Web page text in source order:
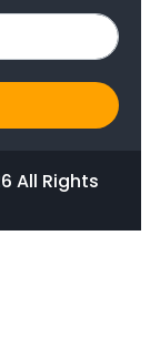
All Rights